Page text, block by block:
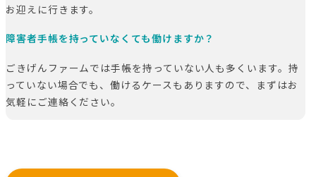
お迎えに行きます。
障害者手帳を持っていなくても働けますか？
ごきげんファームでは手帳を持っていない人も多くいます。持
っていない場合でも、働けるケースもありますので、まずはお
気軽にご連絡ください。